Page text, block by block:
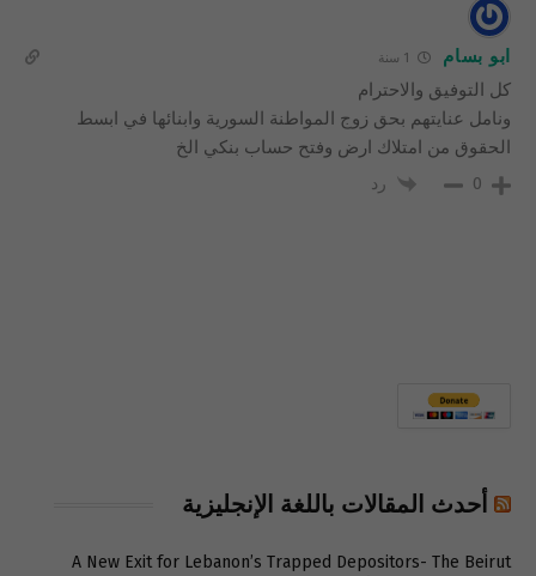
ابو بسام
كل التوفيق والاحترام
ونامل عنايتهم بحق زوج المواطنة السورية وابنائها في ابسط
الحقوق من امتلاك ارض وفتح حساب بنكي الخ
0 رد
أحدث المقالات باللغة الإنجليزية
A New Exit for Lebanon’s Trapped Depositors- The Beirut